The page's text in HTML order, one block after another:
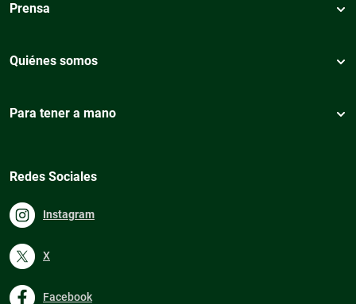
Prensa
Quiénes somos
Para tener a mano
Redes Sociales
Instagram
X
Facebook